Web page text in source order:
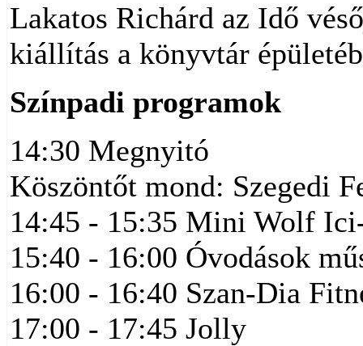
Lakatos Richárd az Idő
kiállítás a könyvtár
Színpadi programok
14:30 Megnyitó
Köszöntőt mond: Szegedi
14:45 - 15:35 Mini Wolf
15:40 - 16:00 Óvodások
16:00 - 16:40 Szan-Dia
17:00 - 17:45 Jolly